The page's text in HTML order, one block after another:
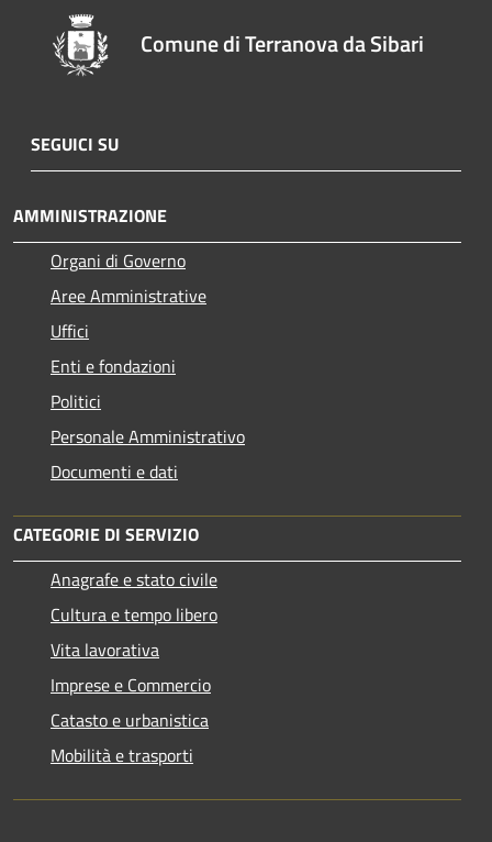
Comune di Terranova da Sibari
SEGUICI SU
AMMINISTRAZIONE
Organi di Governo
Aree Amministrative
Uffici
Enti e fondazioni
Politici
Personale Amministrativo
Documenti e dati
CATEGORIE DI SERVIZIO
Anagrafe e stato civile
Cultura e tempo libero
Vita lavorativa
Imprese e Commercio
Catasto e urbanistica
Mobilità e trasporti